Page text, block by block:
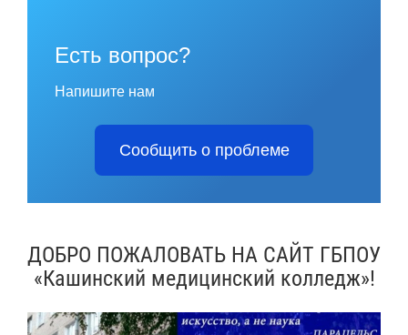
Есть вопрос?
Напишите нам
Сообщить о проблеме
ДОБРО ПОЖАЛОВАТЬ НА САЙТ ГБПОУ
«Кашинский медицинский колледж»!